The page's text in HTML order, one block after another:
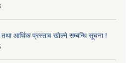
तथा आर्थिक प्रस्ताव खोल्ने सम्बन्धि सूचना !